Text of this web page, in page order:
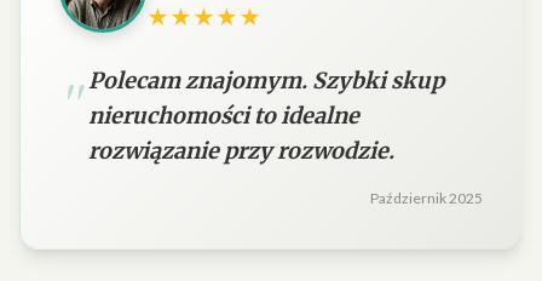
★★★★★
Polecam znajomym. Szybki skup
nieruchomości to idealne
rozwiązanie przy rozwodzie.
Październik 2025